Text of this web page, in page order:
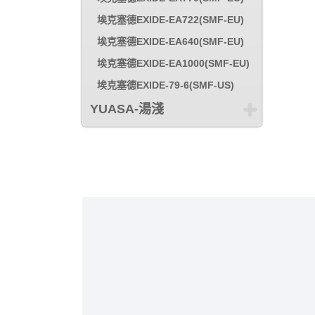
埃克塞德EXIDE-EA722(SMF-EU)
埃克塞德EXIDE-EA640(SMF-EU)
埃克塞德EXIDE-EA1000(SMF-EU)
埃克塞德EXIDE-79-6(SMF-US)
YUASA-湯淺